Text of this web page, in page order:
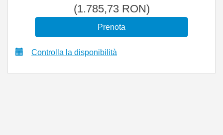
(1.785,73RON)
Controlla la disponibilità